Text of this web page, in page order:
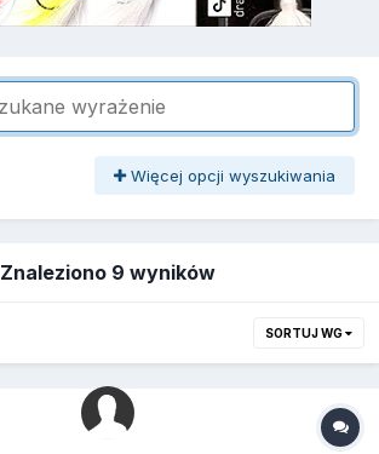
Więcej opcji wyszukiwania
Znaleziono 9 wyników
SORTUJ WG